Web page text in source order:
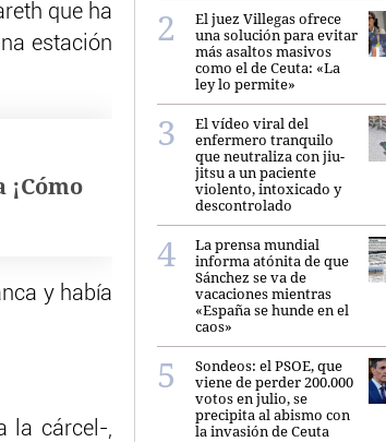
que ha
estación
¡Cómo
y había
la cárcel-,
El juez Villegas ofrece
una solución para evitar
más asaltos masivos
como el de Ceuta: «La
ley lo permite»
El vídeo viral del
enfermero tranquilo
que neutraliza con jiu-
jitsu a un paciente
violento, intoxicado y
descontrolado
La prensa mundial
informa atónita de que
Sánchez se va de
vacaciones mientras
«España se hunde en el
caos»
Sondeos: el PSOE, que
viene de perder 200.000
votos en julio, se
precipita al abismo con
la invasión de Ceuta